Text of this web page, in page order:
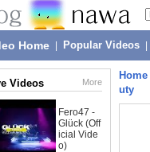
Home Popular Videos
Videos More
Fero47 -
Glück (Off
icial Vide
o)
Home
uty